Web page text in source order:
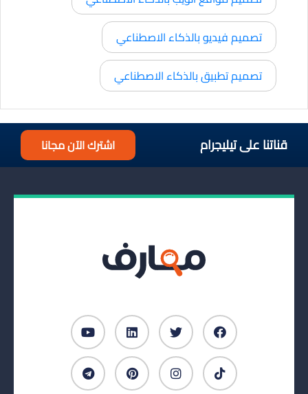
تصميم فيديو بالذكاء الاصطناعي
تصميم تطبيق بالذكاء الاصطناعي
قناتنا على تيليجرام اشترك الآن مجانا